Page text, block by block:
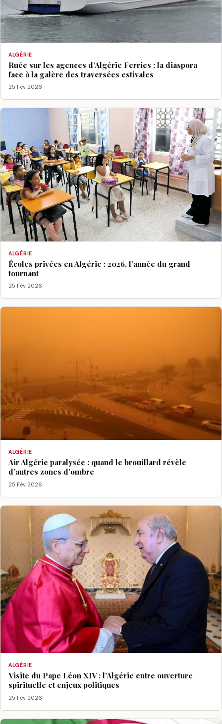
ALGÉRIE
Ruée sur les agences d’Algérie Ferries : la diaspora
face à la galère des traversées estivales
25 Fév 2026
ALGÉRIE
Écoles privées en Algérie : 2026, l’année du grand
tournant
25 Fév 2026
ALGÉRIE
Air Algérie paralysée : quand le brouillard révèle
d’autres zones d’ombre
25 Fév 2026
ALGÉRIE
Visite du Pape Léon XIV : l’Algérie entre ouverture
spirituelle et enjeux politiques
25 Fév 2026